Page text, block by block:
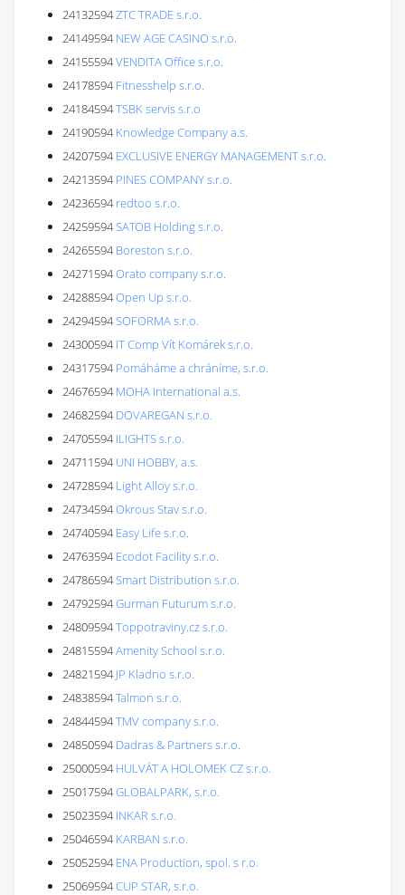
24132594ZTC TRADE s.r.o.
24149594 NEW AGE CASINO s.r.o.
24155594VENDITA Office s.r.o.
24178594 Fitnesshelp s.r.o.
24184594TSBK servis s.r.o
24190594 Knowledge Company a.s.
24207594 EXCLUSIVE ENERGY MANAGEMENT s.r.o.
24213594 PINES COMPANY s.r.o.
24236594 redtoo s.r.o.
24259594SATOB Holding s.r.o.
24265594 Boreston s.r.o.
24271594Orato company s.r.o.
24288594Open Up s.r.o.
24294594SOFORMA s.r.o.
24300594 IT Comp Vít Komárek s.r.o.
24317594 Pomáháme a chráníme, s.r.o.
24676594 MOHA International a.s.
24682594 DOVAREGAN s.r.o.
24705594 ILIGHTS s.r.o.
24711594 UNI HOBBY, a.s.
24728594 Light Alloy s.r.o.
24734594Okrous Stav s.r.o.
24740594 Easy Life s.r.o.
24763594 Ecodot Facility s.r.o.
24786594Smart Distribution s.r.o.
24792594Gurman Futurum s.r.o.
24809594Toppotraviny.cz s.r.o.
24815594Amenity School s.r.o.
24821594 JP Kladno s.r.o.
24838594Talmon s.r.o.
24844594TMV company s.r.o.
24850594 Dadras & Partners s.r.o.
25000594 HULVÁT A HOLOMEK CZ s.r.o.
25017594GLOBALPARK, s.r.o.
25023594 INKAR s.r.o.
25046594 KARBAN s.r.o.
25052594 ENA Production, spol. s r.o.
25069594CUP STAR, s.r.o.